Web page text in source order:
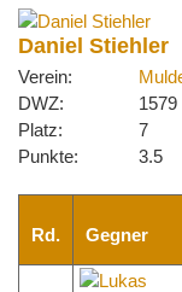
Daniel Stiehler
Verein:
DWZ:
1579
Platz:
7
Punkte:
3.5
Rd. Gegner